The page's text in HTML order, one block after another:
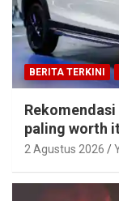
BERITA TERKINI
paling worth
2 Agustus 2026